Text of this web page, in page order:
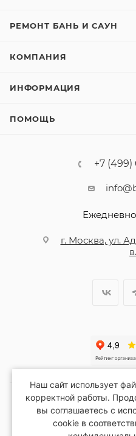
РЕМОНТ БАНЬ И САУН
КОМПАНИЯ
ИНФОРМАЦИЯ
ПОМОЩЬ
+7
г. Москва, ул.
2026 ©
Наш сайт использует
корректной работы.
вы соглашаетесь с
cookie в